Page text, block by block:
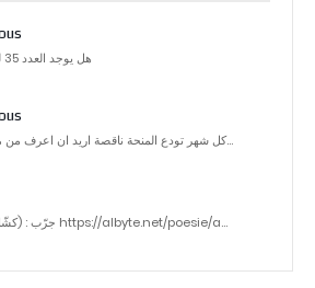
هل يوجد العدد 35 لسنة 1990
كل شهر تودع المنحة ناقصة اريد ان اعرف من مسوول و ح...
جرّب : (كشّاف الأوزان) https://albyte.net/poesie/a...